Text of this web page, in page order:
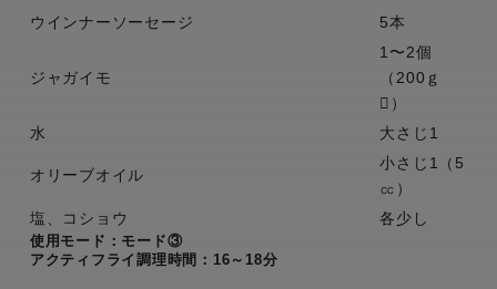
ウインナーソーセージ 5本
ジャガイモ
1〜2個
（200ｇ
）
水
大さじ1
オリーブオイル
小さじ1（5
㏄）
塩、コショウ
各少し
使用モード：モード③
アクティフライ調理時間：16～18分